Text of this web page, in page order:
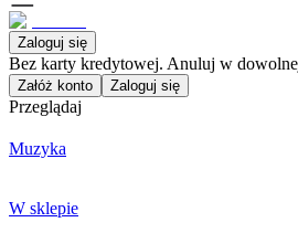
Zaloguj się
Bez karty kredytowej. Anuluj w
Załóż konto Zaloguj się
Przeglądaj
Muzyka
W sklepie